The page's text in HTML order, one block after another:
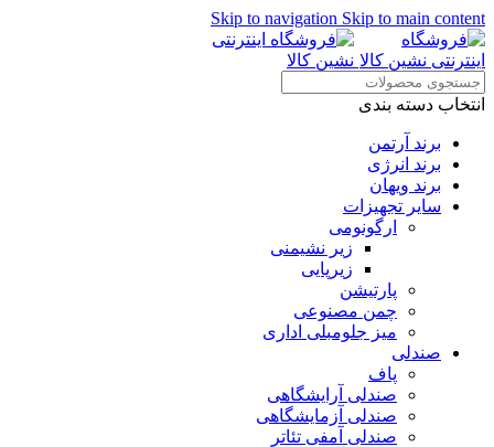
Skip to navigation Skip to main content
انتخاب دسته بندی
برند آرتمن
برند انرژی
برند ویهان
سایر تجهیزات
ارگونومی
زیر نشیمنی
زیرپایی
پارتیشن
چمن مصنوعی
میز جلومبلی اداری
صندلی
پاف
صندلی آرایشگاهی
صندلی آزمایشگاهی
صندلی آمفی تئاتر